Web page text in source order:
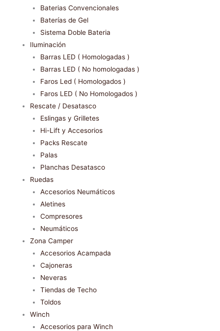
Baterias Convencionales
Baterías de Gel
Sistema Doble Bateria
Iluminación
Barras LED ( Homologadas )
Barras LED ( No homologadas )
Faros Led ( Homologados )
Faros LED ( No Homologados )
Rescate / Desatasco
Eslingas y Grilletes
Hi-Lift y Accesorios
Packs Rescate
Palas
Planchas Desatasco
Ruedas
Accesorios Neumáticos
Aletines
Compresores
Neumáticos
Zona Camper
Accesorios Acampada
Cajoneras
Neveras
Tiendas de Techo
Toldos
Winch
Accesorios para Winch